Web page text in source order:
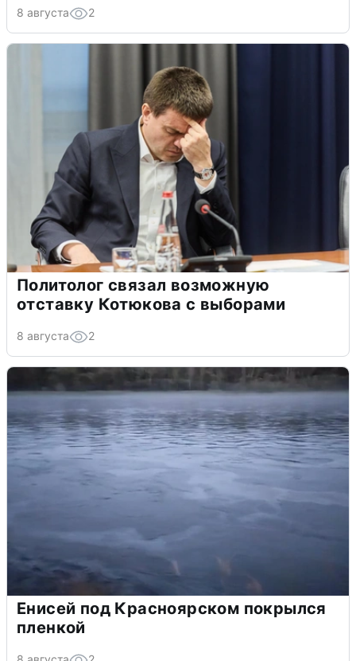
8 августа 2
Политолог связал возможную
отставку Котюкова с выборами
8 августа 2
Енисей под Красноярском покрылся
пленкой